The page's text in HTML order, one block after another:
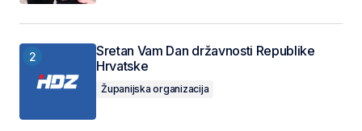
Sretan Vam Dan državnosti Republike
Hrvatske
Županijska organizacija